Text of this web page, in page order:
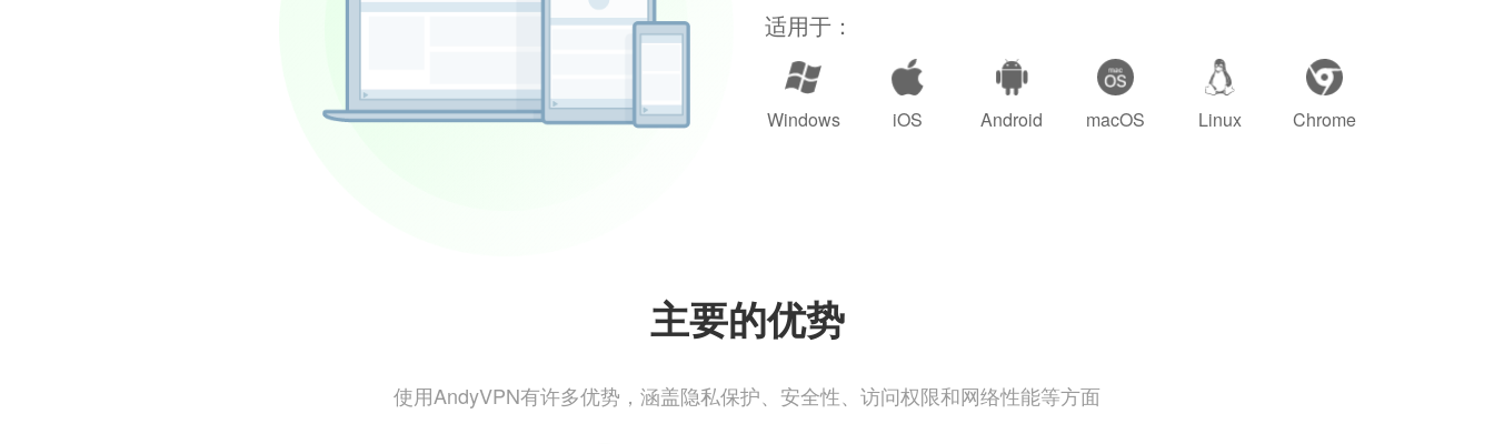
适用于：
Windows iOS Android macOS Linux Chrome
主要的优势
使用AndyVPN有许多优势，涵盖隐私保护、安全性、访问权限和网络性能等方面